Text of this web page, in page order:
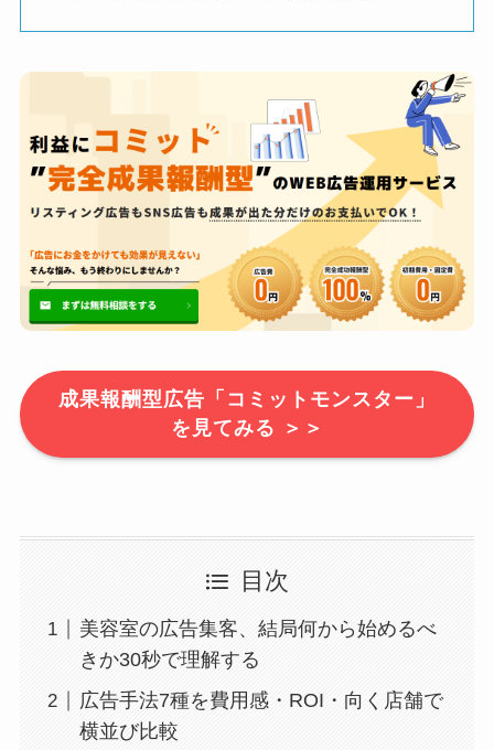
成果報酬型広告「コミットモンスター」
を見てみる ＞＞
目次
美容室の広告集客、結局何から始めるべ
きか30秒で理解する
広告手法7種を費用感・ROI・向く店舗で
横並び比較